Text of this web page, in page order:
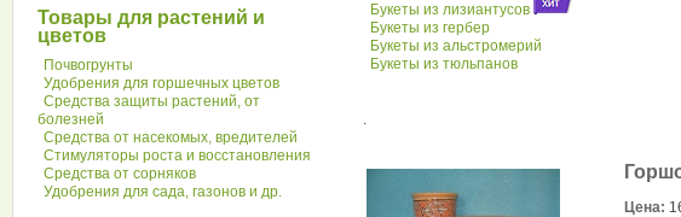
Товары для растений и
цветов
Почвогрунты
Удобрения для горшечных цветов
Средства защиты растений, от
болезней
Средства от насекомых, вредителей
Стимуляторы роста и восстановления
Средства от сорняков
Удобрения для сада, газонов и др.
Букеты из лизиантусов
Букеты из гербер
Букеты из альстромерий
Букеты из тюльпанов
.
Цена: